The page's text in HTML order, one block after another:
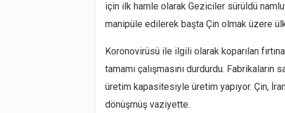
için ilk hamle olarak Geziciler sürüldü
manipüle edilerek başta Çin olmak üzere
Koronovirüsü ile ilgili olarak koparılan
tamamı çalışmasını durdurdu. Fabrikaların
üretim kapasitesiyle üretim yapıyor. Çin,
dönüşmüş vaziyette.